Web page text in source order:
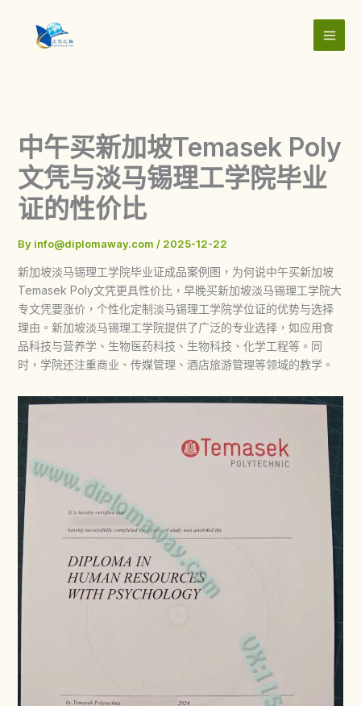
content
中午买新加坡Temasek Poly
文凭与淡马锡理工学院毕业
证的性价比
By info@diplomaway.com / 2025-12-22
新加坡淡马锡理工学院毕业证成品案例图，为何说中午买新加坡
Temasek Poly文凭更具性价比，早晚买新加坡淡马锡理工学院大
专文凭要涨价，个性化定制淡马锡理工学院学位证的优势与选择
理由。新加坡淡马锡理工学院提供了广泛的专业选择，如应用食
品科技与营养学、生物医药科技、生物科技、化学工程等。同
时，学院还注重商业、传媒管理、酒店旅游管理等领域的教学。